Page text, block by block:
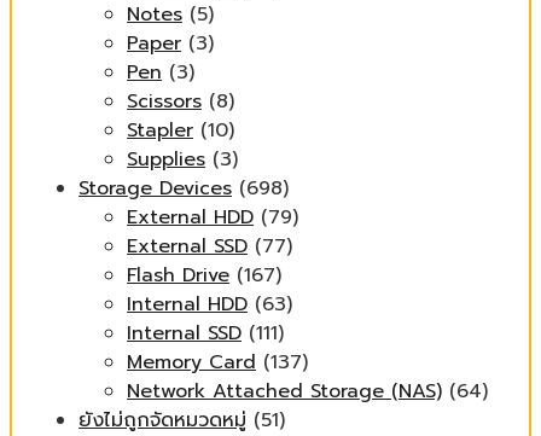
Notes (5)
Paper (3)
Pen (3)
Scissors (8)
Stapler (10)
Supplies (3)
Storage Devices (698)
External HDD (79)
External SSD (77)
Flash Drive (167)
Internal HDD (63)
Internal SSD (111)
Memory Card (137)
Network Attached Storage (NAS) (64)
ยังไม่ถูกจัดหมวดหมู่ (51)